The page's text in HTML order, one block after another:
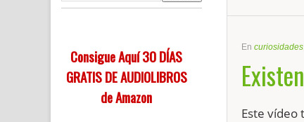
Consigue Aquí 30 DÍAS
GRATIS DE AUDIOLIBROS
de Amazon
En curiosidades
Este vídeo